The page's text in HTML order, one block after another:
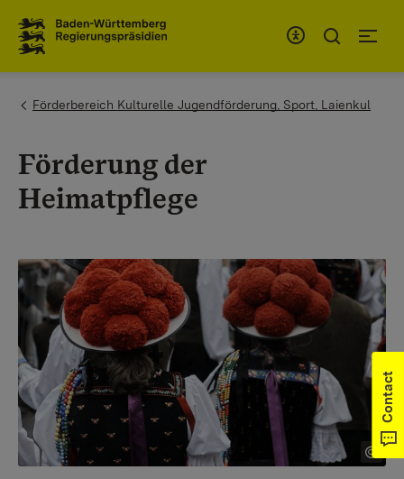
You are here:
Förderbereich Kulturelle Jugendförderung, Sport, Laienkul
Förderung der
Heimatpflege
Contact